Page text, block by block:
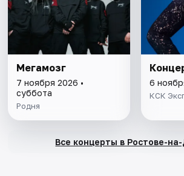
Мегамозг
7 ноября 2026 •
суббота
Родня
6
КСК
Все концерты в Ростове-